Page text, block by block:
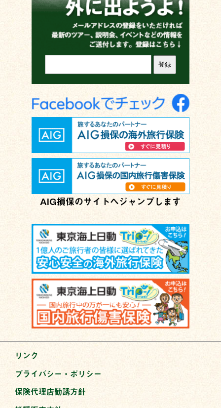
AIG損保のサイトへジャンプします
リンク
プライバシー・ポリシー
保険代理店勧誘方針